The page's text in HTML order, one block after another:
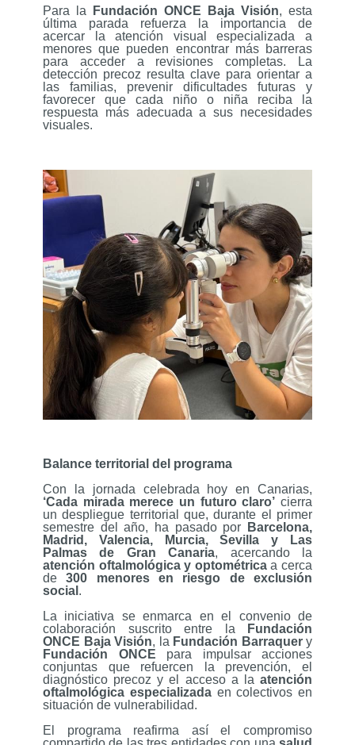
Para la
Fundación ONCE Baja Visión, esta
última parada refuerza la importancia de
acercar la atención visual especializada a
menores que pueden encontrar más barreras
para acceder a revisiones completas. La
detección precoz resulta clave para orientar a
las familias, prevenir dificultades futuras y
favorecer que cada niño o niña reciba la
respuesta más adecuada a sus necesidades
visuales.
Balance territorial del programa
Con la jornada celebrada hoy en Canarias,
‘Cada mirada merece un futuro claro’ cierra
un despliegue territorial que, durante el primer
semestre del año, ha pasado por
Barcelona,
Madrid, Valencia, Murcia, Sevilla y Las
Palmas de Gran Canaria, acercando la
atención oftalmológica y optométricaa cerca
de300 menores en riesgo de exclusión
social .
La iniciativa se enmarca en el convenio de
colaboración suscrito entre la
Fundación
ONCE Baja Visión, la Fundación Barraquery
Fundación ONCE para impulsar acciones
conjuntas que refuercen la prevención, el
diagnóstico precoz y el acceso a la atención
oftalmológica especializadaen colectivos en
situación de vulnerabilidad.
El programa reafirma así el compromiso